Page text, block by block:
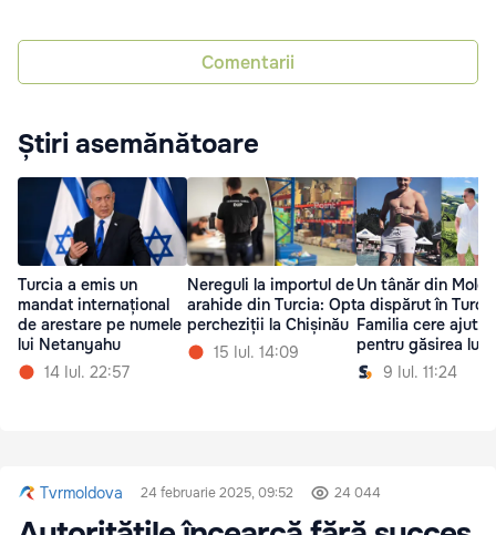
Comentarii
Știri asemănătoare
Turcia a emis un
mandat internațional
de arestare pe numele
lui Netanyahu
14 Iul. 22:57
Nereguli la importul de
arahide din Turcia: Opt
percheziții la Chișinău
15 Iul. 14:09
Un tânăr din
a dispărut în
Familia cere ajutor
pentru găsirea lui
9 Iul. 11:24
Tvrmoldova 24 februarie 2025, 09:52 24 044